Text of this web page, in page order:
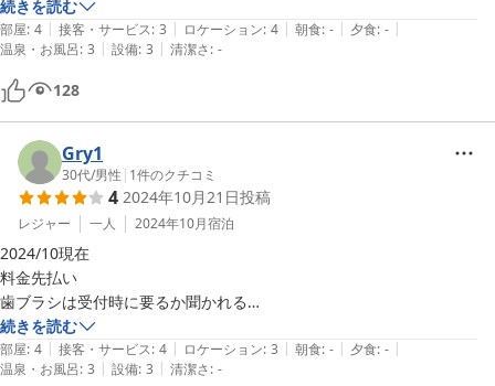
題ないと思う。
Wi-Fiの接続も良好、特に時間帯にもよるが入浴も単身でゆっくりでき
た。なお、廃棄物の分別もしっかりしており、利用者はしっかり協力し
たいと思った。次も利用したいと思う。
続きを読む
部屋: 4 | 接客・サービス: 3 | ロケーション: 4 | 朝食: - | 夕食: - |
温泉・お風呂: 3 | 設備: 3 | 清潔さ: -
128
Gry1
30代/男性 | 1件のクチコミ
4 2024年10月21日投稿
レジャー 一人 2024年10月宿泊
2024/10現在
料金先払い
歯ブラシは受付時に要るか聞かれる
部屋にティッシュなし
共用のコイン式の洗濯機・乾燥機1台ずつ(徒歩圏内に24時間のコインラ
ンドリーあり)
続きを読む
部屋: 4 | 接客・サービス: 4 | ロケーション: 3 | 朝食: - | 夕食: - |
温泉・お風呂: 3 | 設備: 3 | 清潔さ: -